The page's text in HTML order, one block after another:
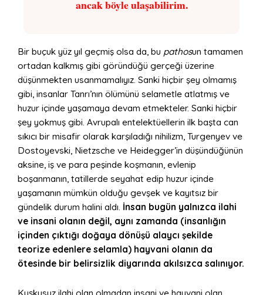
ancak böyle ulaşabilirim.
Bir buçuk yüz yıl geçmiş olsa da, bu pathosun tamamen
ortadan kalkmış gibi göründüğü gerçeği üzerine
düşünmekten usanmamalıyız. Sanki hiçbir şey olmamış
gibi, insanlar Tanrı’nın ölümünü selametle atlatmış ve
huzur içinde yaşamaya devam etmekteler. Sanki hiçbir
şey yokmuş gibi. Avrupalı entelektüellerin ilk başta can
sıkıcı bir misafir olarak karşıladığı nihilizm, Turgenyev ve
Dostoyevski, Nietzsche ve Heidegger’in düşündüğünün
aksine, iş ve para peşinde koşmanın, evlenip
boşanmanın, tatillerde seyahat edip huzur içinde
yaşamanın mümkün olduğu gevşek ve kayıtsız bir
gündelik durum halini aldı. İnsan bugün yalnızca ilahi
ve insani olanın değil, aynı zamanda (insanlığın
içinden çıktığı doğaya dönüşü alaycı şekilde
teorize edenlere selamla) hayvani olanın da
ötesinde bir belirsizlik diyarında akılsızca salınıyor.